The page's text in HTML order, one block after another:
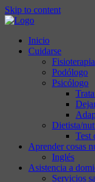
Skip to content
Inicio
Cuidarse
Podólogo
Psicólogo
Dietista/
Test
Aprender cosas
Inglés
Asistencia a
Servicios